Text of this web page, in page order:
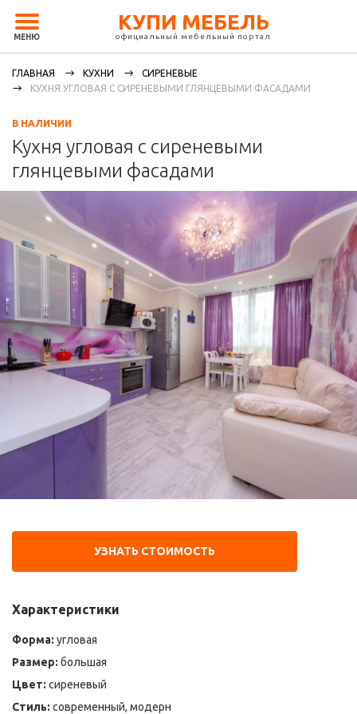
МЕНЮ
КУПИ МЕБЕЛЬ
официальный мебельный портал
ГЛАВНАЯ КУХНИ
СИРЕНЕВЫЕ
КУХНЯ УГЛОВАЯ С СИРЕНЕВЫМИ ГЛЯНЦЕВЫМИ ФАСАДАМИ
В НАЛИЧИИ
Кухня угловая с сиреневыми
глянцевыми фасадами
УЗНАТЬ СТОИМОСТЬ
Характеристики
Форма: угловая
Размер: большая
Цвет: сиреневый
Стиль: современный, модерн